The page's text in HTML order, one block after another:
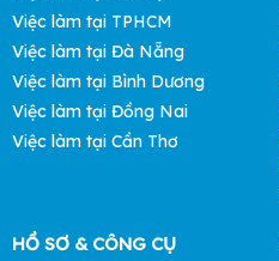
Việc làm tại TPHCM
Việc làm tại Đà Nẵng
Việc làm tại Bình Dương
Việc làm tại Đồng Nai
Việc làm tại Cần Thơ
HỒ SƠ & CÔNG CỤ